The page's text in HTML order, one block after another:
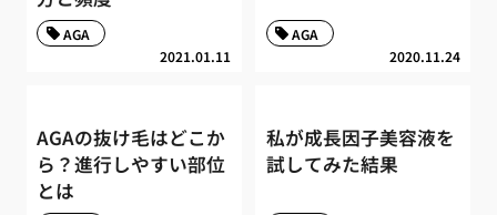
2021.01.11
AGA
2020.11.24
AGA
AGAの抜け毛はどこか
ら？進行しやすい部位
とは
私が成長因子美容液を
試してみた結果